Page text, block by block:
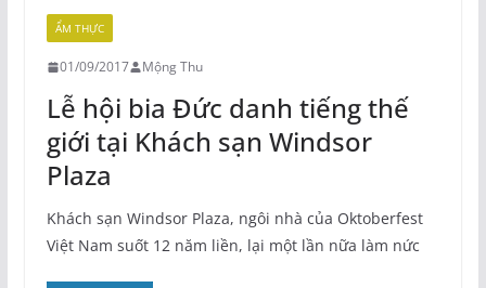
ẨM THỰC
01/09/2017 Mộng Thu
Lễ hội bia Đức danh tiếng thế
giới tại Khách sạn Windsor
Plaza
Khách sạn Windsor Plaza, ngôi nhà của Oktoberfest
Việt Nam suốt 12 năm liền, lại một lần nữa làm nức